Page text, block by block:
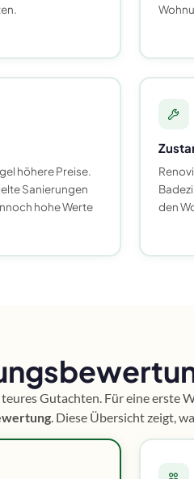
höhere Preise.
Sanierungen
hohe Werte
den
Gutachten. Für eine erste
. Diese Übersicht zeigt,